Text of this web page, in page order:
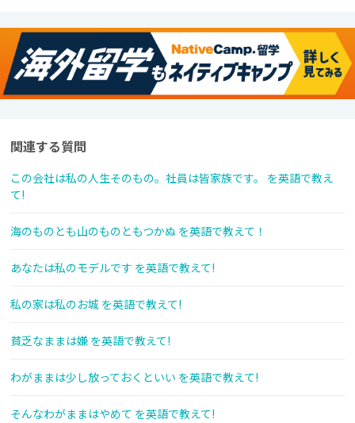
関連する質問
この会社は私の人生そのもの。社員は皆家族です。 を英語で教え
て!
海のものとも山のものともつかぬ を英語で教えて！
あなたは私のモデルです を英語で教えて!
私の家は私のお城 を英語で教えて!
貧乏なままは嫌 を英語で教えて!
わがままは少し放っておくといい を英語で教えて!
そんなわがままはやめて を英語で教えて!